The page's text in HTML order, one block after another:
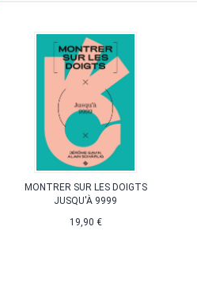
MONTRER SUR LES DOIGTS
JUSQU'À 9999
19,90 €